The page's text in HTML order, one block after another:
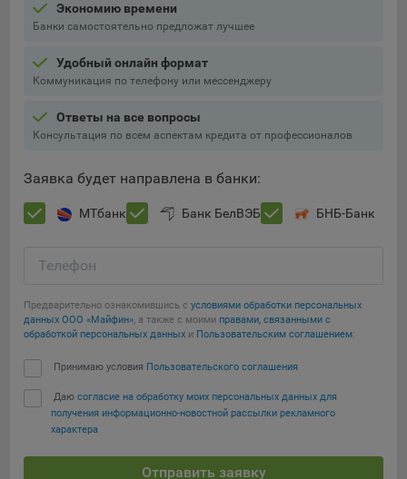
Экономию времени
Банки самостоятельно предложат лучшее
Удобный онлайн формат
Коммуникация по телефону или мессенджеру
Ответы на все вопросы
Консультация по всем аспектам кредита от профессионалов
Заявка будет направлена в банки:
МТбанк Банк БелВЭБ БНБ-Банк
Телефон
Предварительно ознакомившись с условиями обработки персональных
данных ООО «Майфин», а также с моими правами, связанными с
обработкой персональных данных и Пользовательским соглашением:
Принимаю условия Пользовательского соглашения
Даю согласие на обработку моих персональных данных для
получения информационно-новостной рассылки рекламного
характера
Отправить заявку